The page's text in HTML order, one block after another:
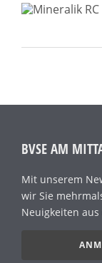
BVSE AM
Mit unserem
wir Sie
Neuigkeiten